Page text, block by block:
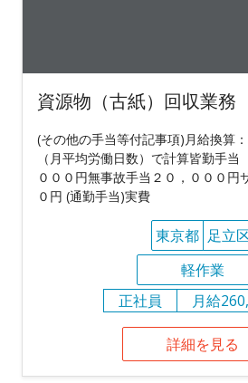
資源物（古紙）回収業務
(その他の手当等付記事項)月給換算
（月平均労働日数）で計算皆勤手当
０００円無事故手当２０，０００円
０円 (通勤手当)実費
東京都 足立
軽作業
正社員
月給
詳細を見る